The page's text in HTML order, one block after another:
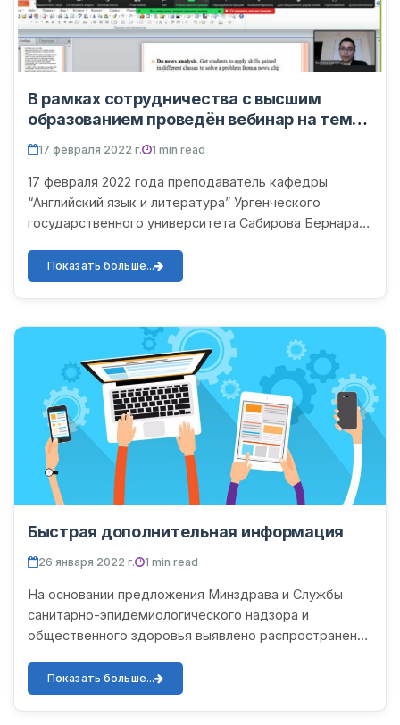
В рамках сотрудничества с высшим
образованием проведён вебинар на тему
“Classroom management”.
17 февраля 2022 г. 1 min read
17 февраля 2022 года преподаватель кафедры
“Английский язык и литература” Ургенческого
государственного университета Сабирова Бернара
года преподават...
Показать больше...
Быстрая дополнительная информация
26 января 2022 г. 1 min read
На основании предложения Минздрава и Службы
санитарно-эпидемиологического надзора и
общественного здоровья выявлено распространение
детей и молодежи во всех...
Показать больше...